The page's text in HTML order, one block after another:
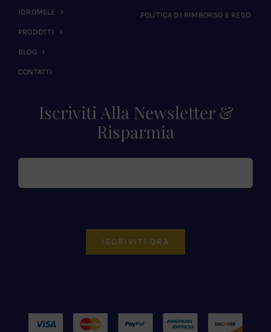
IDROMELE
PRODOTTI
BLOG
CONTATTI
POLITICA DI RIMBORSO E RESO
Iscriviti Alla Newsletter &
Risparmia
ISCRIVITI ORA